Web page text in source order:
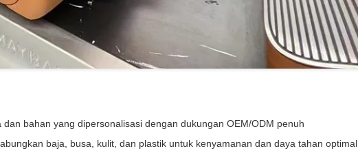
bahan yang dipersonalisasi dengan dukungan OEM/ODM penuh
baja, busa, kulit, dan plastik untuk kenyamanan dan daya tahan optimal